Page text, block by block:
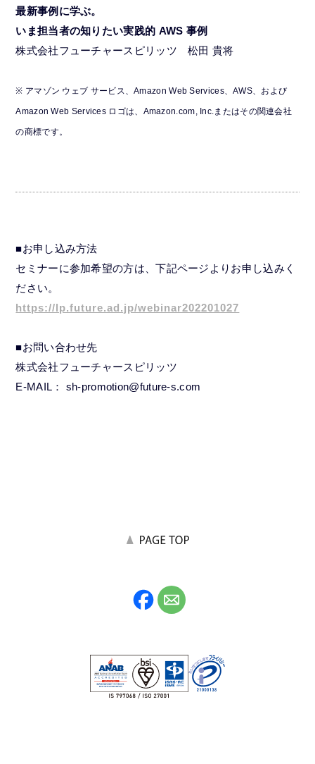
最新事例に学ぶ。
いま担当者の知りたい実践的 AWS 事例
株式会社フューチャースピリッツ 松田 貴将
※ アマゾン ウェブ サービス、Amazon Web Services、AWS、および
Amazon Web Services ロゴは、Amazon.com, Inc.またはその関連会社
の商標です。
■お申し込み方法
セミナーに参加希望の方は、下記ページよりお申し込みく
ださい。
https://lp.future.ad.jp/webinar202201027
■お問い合わせ先
株式会社フューチャースピリッツ
E-MAIL： sh-promotion@future-s.com